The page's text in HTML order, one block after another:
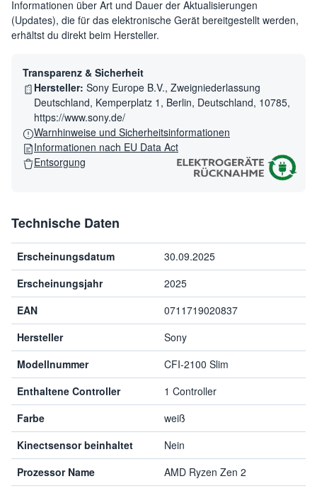
Informationen über Art und Dauer der Aktualisierungen
(Updates), die für das elektronische Gerät bereitgestellt werden,
erhältst du direkt beim Hersteller.
Transparenz & Sicherheit
Hersteller: Sony Europe B.V., Zweigniederlassung
Deutschland, Kemperplatz 1, Berlin, Deutschland, 10785,
https://www.sony.de/
Warnhinweise und Sicherheitsinformationen
Informationen nach EU Data Act
Entsorgung
Technische Daten
Erscheinungsdatum
30.09.2025
Erscheinungsjahr
2025
EAN
0711719020837
Hersteller
Sony
Modellnummer
CFI-2100 Slim
Enthaltene Controller
1 Controller
Farbe
weiß
Kinectsensor beinhaltet
Nein
Prozessor Name
AMD Ryzen Zen 2